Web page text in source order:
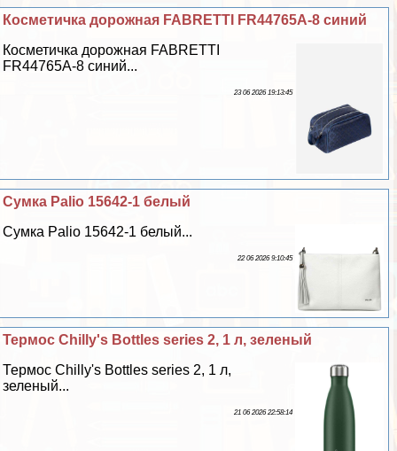
Косметичка дорожная FABRETTI FR44765A-8 синий
Косметичка дорожная FABRETTI
FR44765A-8 синий...
23 06 2026 19:13:45
Сумка Palio 15642-1 белый
Сумка Palio 15642-1 белый...
22 06 2026 9:10:45
Термос Chilly's Bottles series 2, 1 л, зеленый
Термос Chilly's Bottles series 2, 1 л,
зеленый...
21 06 2026 22:58:14